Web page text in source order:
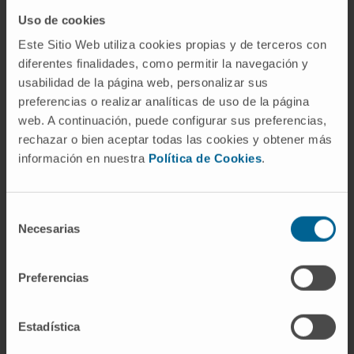
Uso de cookies
Este Sitio Web utiliza cookies propias y de terceros con
diferentes finalidades, como permitir la navegación y
usabilidad de la página web, personalizar sus
preferencias o realizar analíticas de uso de la página
web. A continuación, puede configurar sus preferencias,
rechazar o bien aceptar todas las cookies y obtener más
información en nuestra Política de Cookies.
Necesarias
Preferencias
Estadística
que tapizan los vasos sanguíneos. Este proceso
permite que los linfocitos migren de manera
más eficaz al interior de las metástasis
tumorales a las que así pueden reconocer y
destruir. Este mecanismo viene determinado por
la presencia de azúcares modificados en las
proteínas de membrana del linfocito”, apunta Irene
del estudio.
En opinión del Dr. Melero, jefe de grupo del CIBER
argentino ha sido crucial para poner de manifiesto
estos mecanismos. El Dr. Rabinovich es, quizá, la
figura internacional de más talla en la aplicación
de la glicobiología en el estudio de las funciones